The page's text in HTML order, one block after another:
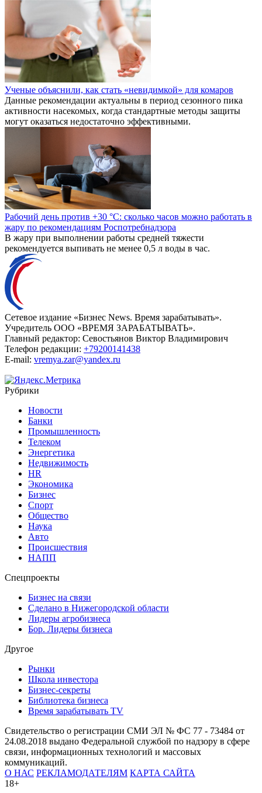
Ученые объяснили, как стать «невидимкой» для комаров
Данные рекомендации актуальны в период сезонного пика
активности насекомых, когда стандартные методы защиты
могут оказаться недостаточно эффективными.
Рабочий день против +30 °C: сколько часов можно работать в
жару по рекомендациям Роспотребнадзора
В жару при выполнении работы средней тяжести
рекомендуется выпивать не менее 0,5 л воды в час.
Сетевое издание «Бизнес News. Время зарабатывать».
Учредитель ООО «ВРЕМЯ ЗАРАБАТЫВАТЬ».
Главный редактор: Севостьянов Виктор Владимирович
Телефон редакции: +79200141438
E-mail: vremya.zar@yandex.ru
Рубрики
Новости
Банки
Промышленность
Телеком
Энергетика
Недвижимость
HR
Экономика
Бизнес
Спорт
Общество
Наука
Авто
Происшествия
НАПП
Спецпроекты
Бизнес на связи
Сделано в Нижегородской области
Лидеры агробизнеса
Бор. Лидеры бизнеса
Другое
Рынки
Школа инвестора
Бизнес-секреты
Библиотека бизнеса
Время зарабатывать TV
Свидетельство о регистрации СМИ ЭЛ № ФС 77 - 73484 от
24.08.2018 выдано Федеральной службой по надзору в сфере
связи, информационных технологий и массовых
коммуникаций.
О НАС РЕКЛАМОДАТЕЛЯМ КАРТА САЙТА
18+